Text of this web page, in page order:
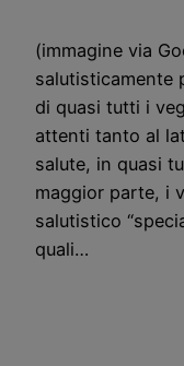
(immagine via
salutisticamente
di quasi tutti i
attenti tanto al
salute, in quasi
maggior parte, i
salutistico
quali…